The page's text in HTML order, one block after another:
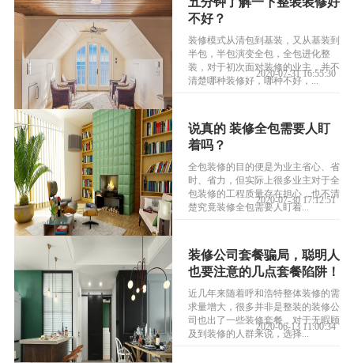
不好？
装修模式从清包到基装，又从基装到
半包，半包演变全包，全包进化整
装，对于初次面对装修的业主，并不
清楚哪种装修好，哪种不好，...
2020-07-31 16:55:30
说真的 装修全包需要人盯
着吗？
全包装修的目的便是为业主省心、省
时、省力，但实际上很多业主对于全
包装修的工程质量存在担心，也不清
楚究竟装修全包需要人盯着...
2020-07-30 17:12:51
装修公司套餐骗局，聪明人
也要注意的几点套餐陷阱！
近几年来随着呼和浩特整体装修的需
求量增大，很多并非是整装的装修公
司也出了一些装修套餐，对于无暇顾
及到装修的人群来说，选择...
2020-06-13 11:00:34